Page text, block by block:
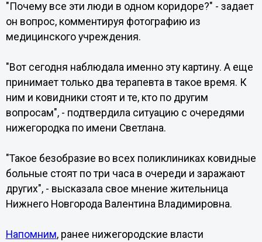
"Почему все эти люди в одном коридоре?" - задает
он вопрос, комментируя фотографию из
медицинского учреждения.
"Вот сегодня наблюдала именно эту картину. А еще
принимает только два терапевта в такое время. К
ним и ковидники стоят и те, кто по другим
вопросам", - подтвердила ситуацию с очередями
нижегородка по имени Светлана.
"Такое безобразие во всех поликлиниках ковидные
больные стоят по три часа в очереди и заражают
других", - высказала свое мнение жительница
Нижнего Новгорода Валентина Владимировна.
Напомним, ранее нижегородские власти